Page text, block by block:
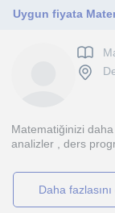
Uygun fiyata
Matematiğinizi
analizler , ders
daha